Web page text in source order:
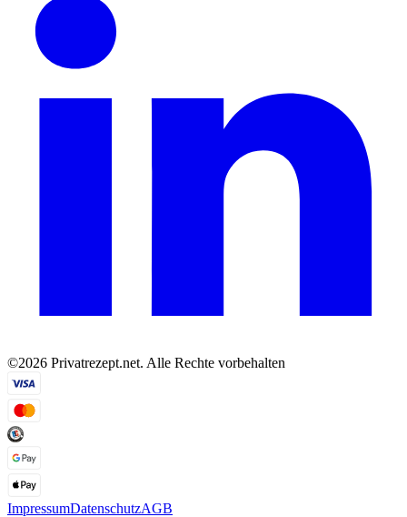
©2026 Privatrezept.net. Alle Rechte vorbehalten
ImpressumDatenschutzAGB